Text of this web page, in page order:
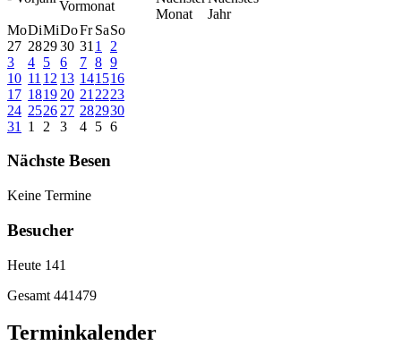
MoDiMiDoFr SaSo
27 282930 31 1
2
3
4 5 6 7 8 9
10 11 12 13 141516
17 1819 20 21 2223
24 2526 27 282930
31
1 2 3 4 5 6
Nächste Besen
Keine Termine
Besucher
Heute 141
Gesamt 441479
Terminkalender